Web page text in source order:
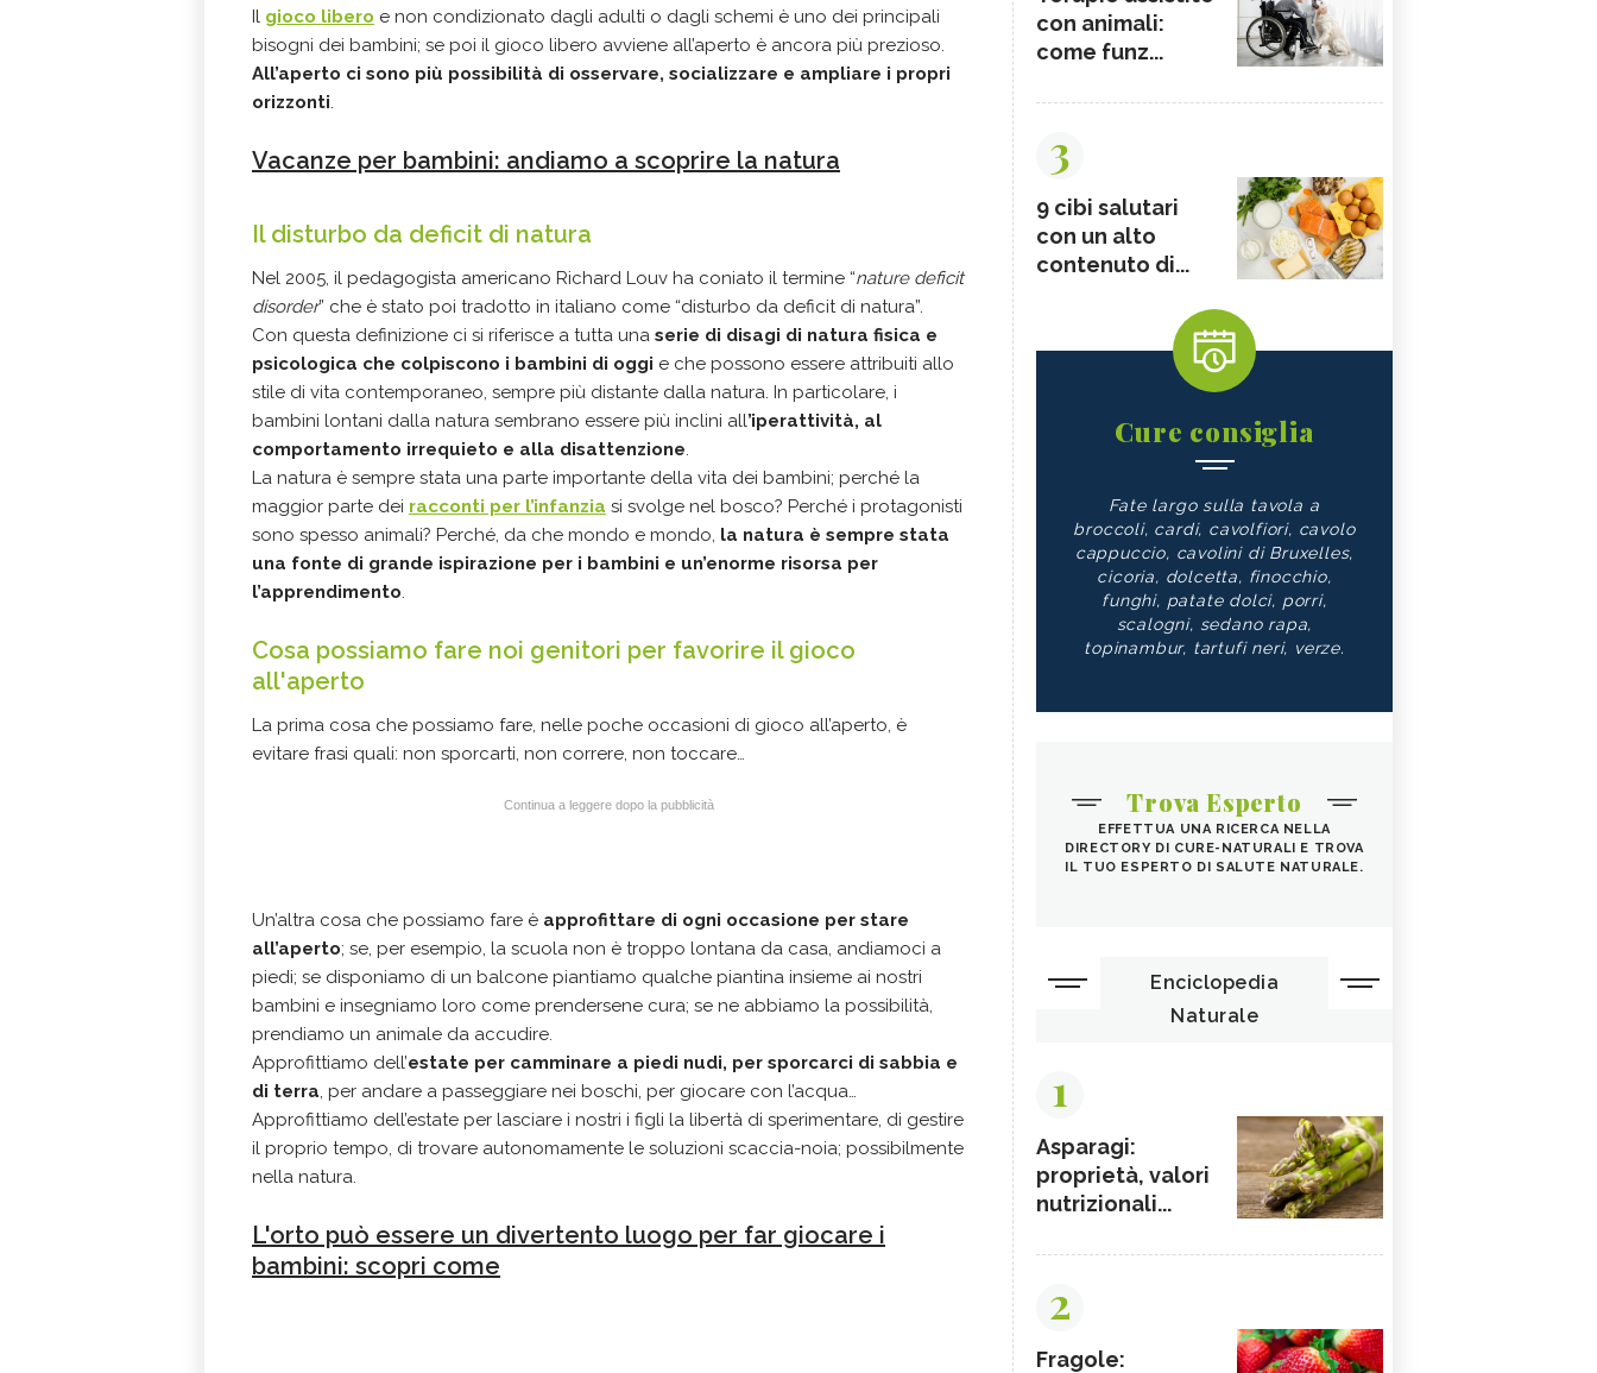
Il gioco libero e non condizionato dagli adulti o dagli schemi è uno dei principali
bisogni dei bambini; se poi il gioco libero avviene all’aperto è ancora più prezioso.
All’aperto ci sono più possibilità di osservare, socializzare e ampliare i propri
orizzonti.
Vacanze per bambini: andiamo a scoprire la natura
Il disturbo da deficit di natura
Nel 2005, il pedagogista americano Richard Louv ha coniato il termine “nature deficit
disorder” che è stato poi tradotto in italiano come “disturbo da deficit di natura”.
Con questa definizione ci si riferisce a tutta una serie di disagi di natura fisica e
psicologica che colpiscono i bambini di oggi e che possono essere attribuiti allo
stile di vita contemporaneo, sempre più distante dalla natura. In particolare, i
bambini lontani dalla natura sembrano essere più inclini all’iperattività, al
comportamento irrequieto e alla disattenzione.
La natura è sempre stata una parte importante della vita dei bambini; perché la
maggior parte dei racconti per l’infanzia si svolge nel bosco? Perché i protagonisti
sono spesso animali? Perché, da che mondo e mondo, la natura è sempre stata
una fonte di grande ispirazione per i bambini e un’enorme risorsa per
l’apprendimento.
Cosa possiamo fare noi genitori per favorire il gioco
all'aperto
La prima cosa che possiamo fare, nelle poche occasioni di gioco all’aperto, è
evitare frasi quali: non sporcarti, non correre, non toccare…
Continua a leggere dopo la pubblicità
Un’altra cosa che possiamo fare è approfittare di ogni occasione per stare
all’aperto; se, per esempio, la scuola non è troppo lontana da casa, andiamoci a
piedi; se disponiamo di un balcone piantiamo qualche piantina insieme ai nostri
bambini e insegniamo loro come prendersene cura; se ne abbiamo la possibilità,
prendiamo un animale da accudire.
Approfittiamo dell’estate per camminare a piedi nudi, per sporcarci di sabbia e
di terra, per andare a passeggiare nei boschi, per giocare con l’acqua…
Approfittiamo dell’estate per lasciare i nostri i figli la libertà di sperimentare, di gestire
il proprio tempo, di trovare autonomamente le soluzioni scaccia-noia; possibilmente
nella natura.
L'orto può essere un divertento luogo per far giocare i
bambini: scopri come
con animali:
come funz...
3
9 cibi salutari
con un alto
contenuto di...
Cure consiglia
Fate largo sulla tavola a
broccoli, cardi, cavolfiori, cavolo
cappuccio, cavolini di Bruxelles,
cicoria, dolcetta, finocchio,
funghi, patate dolci, porri,
scalogni, sedano rapa,
topinambur, tartufi neri, verze.
Trova Esperto
EFFETTUA UNA RICERCA NELLA
DIRECTORY DI CURE-NATURALI E TROVA
IL TUO ESPERTO DI SALUTE NATURALE.
Enciclopedia
Naturale
1
Asparagi:
proprietà, valori
nutrizionali...
2
Fragole: